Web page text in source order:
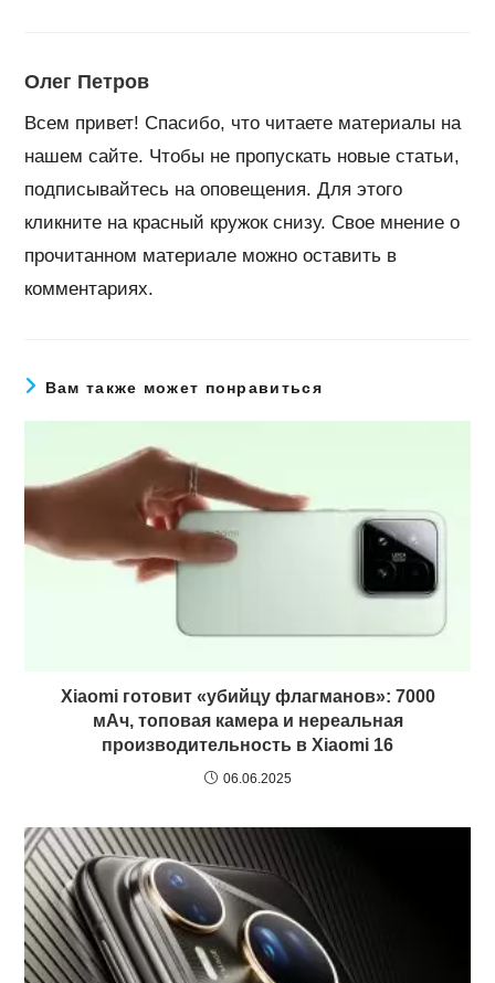
Олег Петров
Всем привет! Спасибо, что читаете материалы на
нашем сайте. Чтобы не пропускать новые статьи,
подписывайтесь на оповещения. Для этого
кликните на красный кружок снизу. Свое мнение о
прочитанном материале можно оставить в
комментариях.
Вам также может понравиться
Xiaomi готовит «убийцу флагманов»: 7000
мАч, топовая камера и нереальная
производительность в Xiaomi 16
06.06.2025